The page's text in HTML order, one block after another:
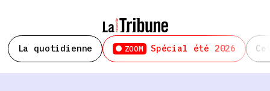
La quotidienne ZOOM Spécial été 2026